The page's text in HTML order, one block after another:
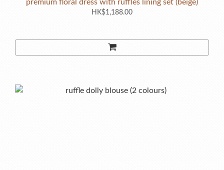
premium floral dress with ruffles lining set (beige)
HK$1,188.00